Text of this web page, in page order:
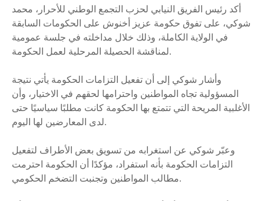
أكد رئيس الفريق النيابي لحزب التجمع الوطني للأحرار، محمد
شوكي، على تفوق حكومة عزيز أخنوش على الحكومات السابقة
في الولاية الكاملة، وذلك خلال مداخلته في جلسة عمومية
لمناقشة الحصيلة المرحلية لعمل الحكومة.
وأشار شوكي إلى أن تفعيل التزامات الحكومة يأتي نتيجة
المسؤولية تجاه المواطنين واحترامها لحقهم في الاختيار، وأن
الأغلبية المريحة التي تتمتع بها الحكومة كانت مطلبًا سياسيًا حتى
لدى المعارضين لها اليوم.
وعبّر شوكي عن استغرابه من تسويق بعض الأطراف لتفعيل
التزامات الحكومة بأنه استفراد، مؤكدًا أن الحكومة احترمت
مطالب المواطنين وتجنبت التضخم الحكومي.